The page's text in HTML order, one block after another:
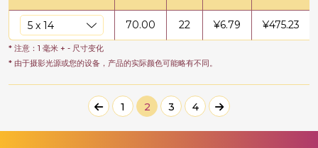
70.00 22 ¥6.79 ¥475.23
* 注意：1 毫米 + - 尺寸变化
* 由于摄影光源或您的设备，产品的实际颜色可能略有不同。
1 2 3 4